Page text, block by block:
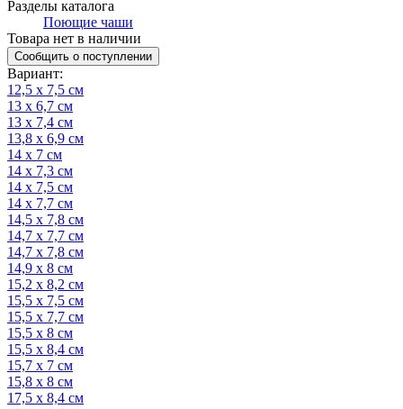
Разделы каталога
Поющие чаши
Товара нет в наличии
Сообщить о поступлении
Вариант:
12,5 х 7,5 см
13 х 6,7 см
13 х 7,4 см
13,8 х 6,9 см
14 х 7 см
14 х 7,3 см
14 х 7,5 см
14 х 7,7 см
14,5 х 7,8 см
14,7 х 7,7 см
14,7 х 7,8 см
14,9 х 8 см
15,2 х 8,2 см
15,5 х 7,5 см
15,5 х 7,7 см
15,5 х 8 см
15,5 х 8,4 см
15,7 х 7 см
15,8 х 8 см
17,5 х 8,4 см